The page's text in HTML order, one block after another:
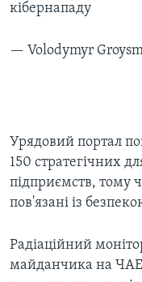
кібернападу
— Volodymyr
Урядовий портал
150 стратегічних
підприємств, тому
пов'язані із
Радіаційний
майданчика на